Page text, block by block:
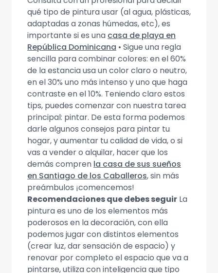
qué tipo de pintura usar (al agua, plásticas,
adaptadas a zonas húmedas, etc), es
importante si es una casa de playa en
República Dominicana • Sigue una regla
sencilla para combinar colores: en el 60%
de la estancia usa un color claro o neutro,
en el 30% uno más intenso y uno que haga
contraste en el 10%. Teniendo claro estos
tips, puedes comenzar con nuestra tarea
principal: pintar. De esta forma podemos
darle algunos consejos para pintar tu
hogar, y aumentar tu calidad de vida, o si
vas a vender o alquilar, hacer que los
demás compren la casa de sus sueños
en Santiago de los Caballeros, sin más
preámbulos ¡comencemos!
Recomendaciones que debes seguir La
pintura es uno de los elementos más
poderosos en la decoración, con ella
podemos jugar con distintos elementos
(crear luz, dar sensación de espacio) y
renovar por completo el espacio que va a
pintarse, utiliza con inteligencia que tipo